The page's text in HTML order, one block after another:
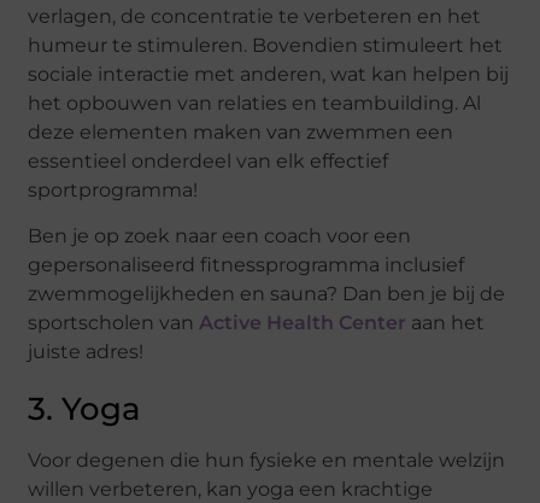
verlagen, de concentratie te verbeteren en het
humeur te stimuleren. Bovendien stimuleert het
sociale interactie met anderen, wat kan helpen bij
het opbouwen van relaties en teambuilding. Al
deze elementen maken van zwemmen een
essentieel onderdeel van elk effectief
sportprogramma!
Ben je op zoek naar een coach voor een
gepersonaliseerd fitnessprogramma inclusief
zwemmogelijkheden en sauna? Dan ben je bij de
sportscholen vanActive Health Center aan het
juiste adres!
3. Yoga
Voor degenen die hun fysieke en mentale welzijn
willen verbeteren, kan yoga een krachtige